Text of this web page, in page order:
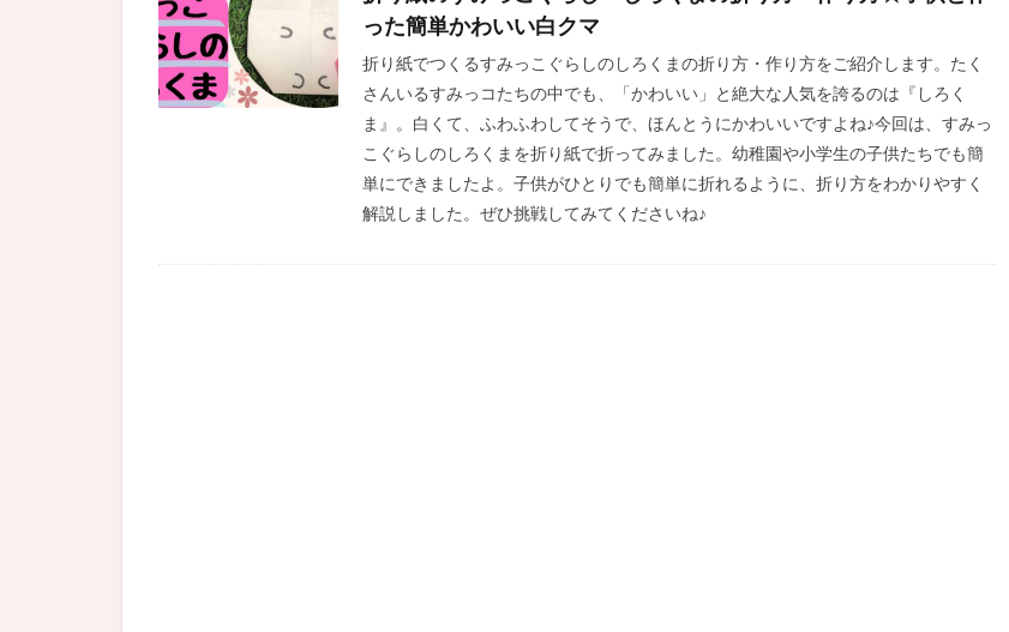
った簡単かわいい白クマ
折り紙でつくるすみっこぐらしのしろくまの折り方・作り方をご紹介します。たく
さんいるすみっコたちの中でも、「かわいい」と絶大な人気を誇るのは『しろく
ま』。白くて、ふわふわしてそうで、ほんとうにかわいいですよね♪今回は、すみっ
こぐらしのしろくまを折り紙で折ってみました。幼稚園や小学生の子供たちでも簡
単にできましたよ。子供がひとりでも簡単に折れるように、折り方をわかりやすく
解説しました。ぜひ挑戦してみてくださいね♪